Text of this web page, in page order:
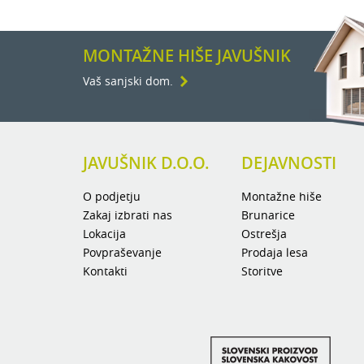
MONTAŽNE HIŠE JAVUŠNIK
Vaš sanjski dom.
JAVUŠNIK D.O.O.
O podjetju
Zakaj izbrati nas
Lokacija
Povpraševanje
Kontakti
DEJAVNOSTI
Montažne hiše
Brunarice
Ostrešja
Prodaja lesa
Storitve